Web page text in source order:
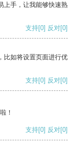
上手，让我能够快速熟
支持[0] 反对[0]
比如将设置页面进行优
支持[0] 反对[0]
！
支持[0] 反对[0]